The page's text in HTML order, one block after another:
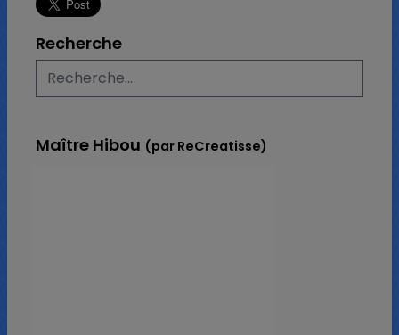
Recherche
Maître Hibou (par ReCreatisse)